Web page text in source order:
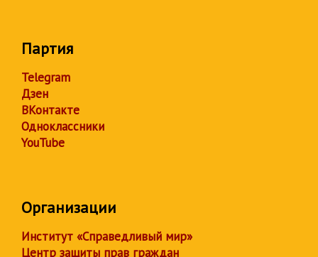
Партия
Telegram
Дзен
ВКонтакте
Одноклассники
YouTube
Организации
Институт «Справедливый мир»
Центр защиты прав граждан